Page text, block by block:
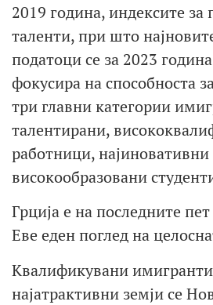
2019 година, индексите за
таленти, при што
податоци се за 2023
фокусира на способноста
три главни категории
талентирани,
работници,
високообразовани
Грција е на последните
Еве еден поглед на
Квалификувани
најатрактивни земји се